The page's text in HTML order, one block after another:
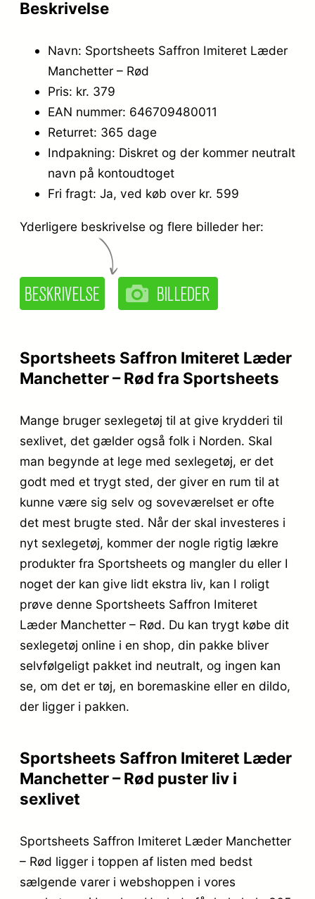
Beskrivelse
Navn: Sportsheets Saffron Imiteret Læder
Manchetter – Rød
Pris: kr. 379
EAN nummer: 646709480011
Returret: 365 dage
Indpakning: Diskret og der kommer neutralt
navn på kontoudtoget
Fri fragt: Ja, ved køb over kr. 599
Yderligere beskrivelse og flere billeder her:
Sportsheets Saffron Imiteret Læder
Manchetter – Rød fra Sportsheets
Mange bruger sexlegetøj til at give krydderi til
sexlivet, det gælder også folk i Norden. Skal
man begynde at lege med sexlegetøj, er det
godt med et trygt sted, der giver en rum til at
kunne være sig selv og soveværelset er ofte
det mest brugte sted. Når der skal investeres i
nyt sexlegetøj, kommer der nogle rigtig lækre
produkter fra Sportsheets og mangler du eller I
noget der kan give lidt ekstra liv, kan I roligt
prøve denne Sportsheets Saffron Imiteret
Læder Manchetter – Rød. Du kan trygt købe dit
sexlegetøj online i en shop, din pakke bliver
selvfølgeligt pakket ind neutralt, og ingen kan
se, om det er tøj, en boremaskine eller en dildo,
der ligger i pakken.
Sportsheets Saffron Imiteret Læder
Manchetter – Rød puster liv i
sexlivet
Sportsheets Saffron Imiteret Læder Manchetter
– Rød ligger i toppen af listen med bedst
sælgende varer i webshoppen i vores